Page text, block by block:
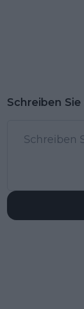
Schreiben